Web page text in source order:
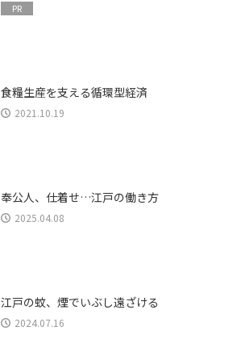
PR
食糧生産を支える循環型経済
2021.10.19
奉公人、仕着せ…江戸の働き方
2025.04.08
江戸の蚊、煙でいぶし遠ざける
2024.07.16